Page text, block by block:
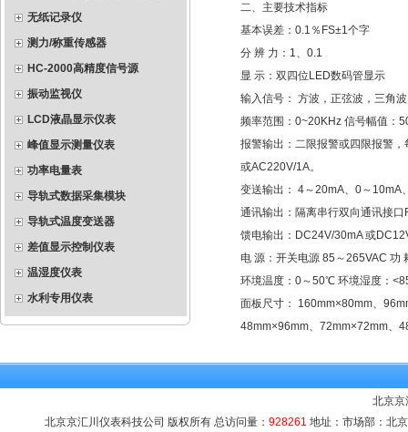
无纸记录仪
测力/称重传感器
HC-2000高精度信号源
振动监视仪
LCD液晶显示仪表
峰值显示测量仪表
功率电量表
导轨式数据采集模块
导轨式温度变送器
差值显示控制仪表
温湿度仪表
水利专用仪表
二、主要技术指标
基本误差：0.1％FS±1个字
分 辨 力：1、0.1
显 示：双四位LED数码管显示
输入信号： 方波，正弦波，三角
频率范围：0~20KHz 信号幅值：
报警输出：二限报警或四限报警
或AC220V/1A。
变送输出： 4～20mA、0～10mA
通讯输出：隔离串行双向通讯接
馈电输出：DC24V/30mA 或
电 源：开关电源 85～265VAC 功
环境温度：0～50℃ 环境湿度：
面板尺寸： 160mm×80mm、
48mm×96mm、72mm×72mm、
北京京
北京京汇川仪表科技公司 版权所有 总访问量： 928261 地址：市场部：北